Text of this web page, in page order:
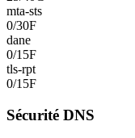
mta-sts
0/30F
dane
0/15F
tls-rpt
0/15F
Sécurité DNS